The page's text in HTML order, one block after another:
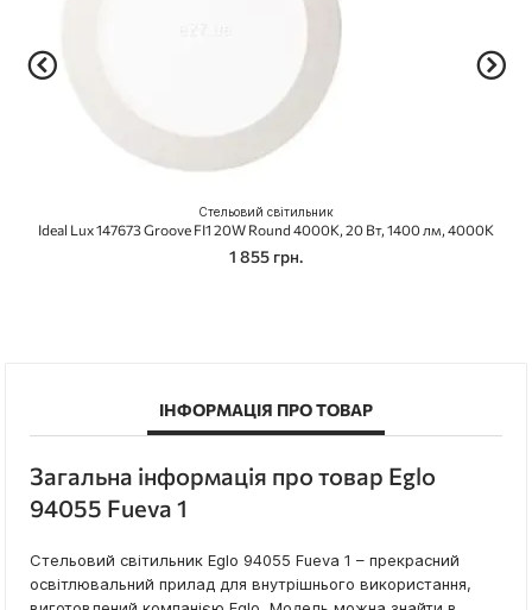
Стельовий світильник
Ideal Lux 147673 Groove FI1 20W Round 4000K, 20 Вт, 1400 лм, 4000K
1 855 грн.
ІНФОРМАЦІЯ ПРО ТОВАР
Загальна інформація про товар Eglo
94055 Fueva 1
Стельовий світильник Eglo 94055 Fueva 1 – прекрасний
освітлювальний прилад для внутрішнього використання,